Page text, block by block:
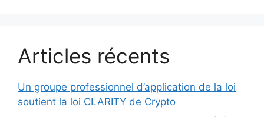
Articles récents
Un groupe professionnel d’application de la loi
soutient la loi CLARITY de Crypto